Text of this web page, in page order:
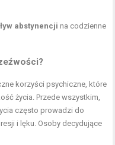
abstynencji na codzienne
korzyści psychiczne, które
życia. Przede wszystkim,
często prowadzi do
i lęku. Osoby decydujące